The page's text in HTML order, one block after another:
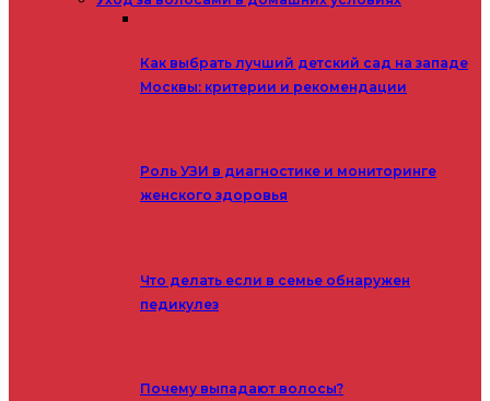
Как выбрать лучший детский сад на западе
Москвы: критерии и рекомендации
Роль УЗИ в диагностике и мониторинге
женского здоровья
Что делать если в семье обнаружен
педикулез
Почему выпадают волосы?